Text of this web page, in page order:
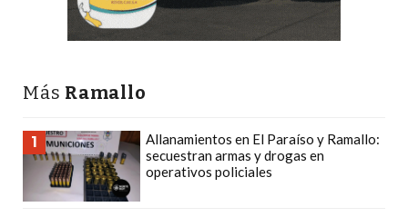
CHANGUITO.COM.AR
FUNCIONA:
TIENDAS
ONLINE
CON
Más Ramallo
1
Allanamientos en El Paraíso y Ramallo:
secuestran armas y drogas en
operativos policiales